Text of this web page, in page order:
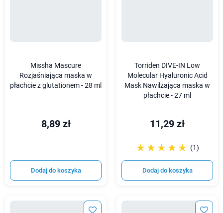
Missha Mascure
Rozjaśniająca maska w
płachcie z glutationem - 28 ml
8,89 zł
Dodaj do koszyka
Torriden DIVE-IN Low
Molecular Hyaluronic Acid
Mask Nawilżająca maska w
płachcie - 27 ml
11,29 zł
☆☆☆☆☆
★★★★★ (1)
Dodaj do koszyka